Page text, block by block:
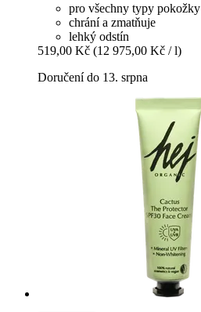
pro všechny typy pokožky
chrání a zmatňuje
lehký odstín
519,00 Kč (12 975,00 Kč / l)
Doručení do 13. srpna